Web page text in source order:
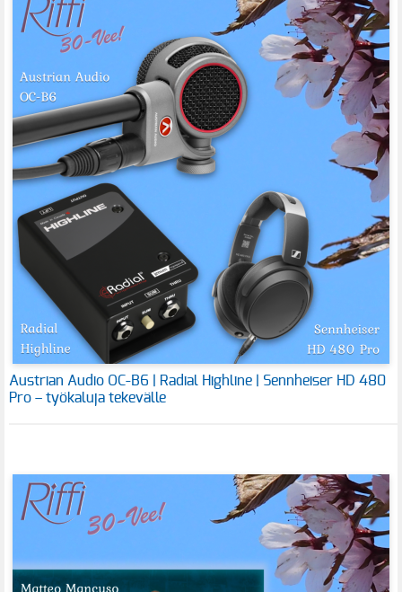
Austrian Audio OC-B6 | Radial Highline | Sennheiser HD 480
Pro – työkaluja tekevälle